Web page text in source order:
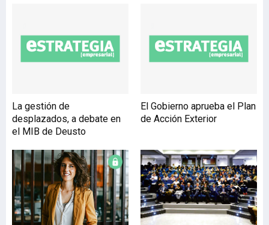
contribuido a estrechar los
vínculos entre Euskadi y el
estado mexicano de Nuevo
internacionalización del
Gobierno vasco en el país
profesionales efectuados
en los últimos meses por
los representantes
institucionales tanto
vascos como mexicanos a
ambos destinos,
La gestión de
desplazados, a debate en
el MIB de Deusto
El Gobierno aprueba el Plan
de Acción Exterior